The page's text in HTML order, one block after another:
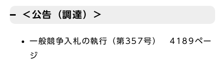
＜公告（調達）＞
一般競争入札の執行（第357号） 4189ペー
ジ